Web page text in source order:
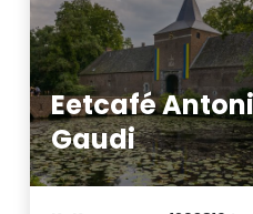
Eetcafé
Gaudi